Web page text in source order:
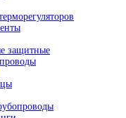
защитные